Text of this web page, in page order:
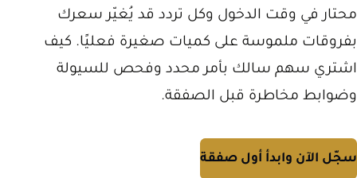
محتار في وقت الدخول وكل تردد قد يُغيّر سعرك
بفروقات ملموسة على كميات صغيرة فعليًا. كيف
اشتري سهم سالك بأمر محدد وفحص للسيولة
وضوابط مخاطرة قبل الصفقة.
سجّل الآن وابدأ أول صفقة